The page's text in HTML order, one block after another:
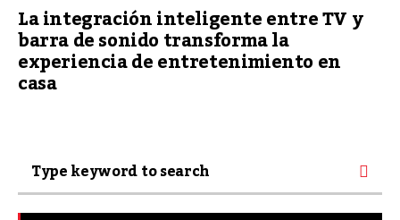
La integración inteligente entre TV y
barra de sonido transforma la
experiencia de entretenimiento en
casa